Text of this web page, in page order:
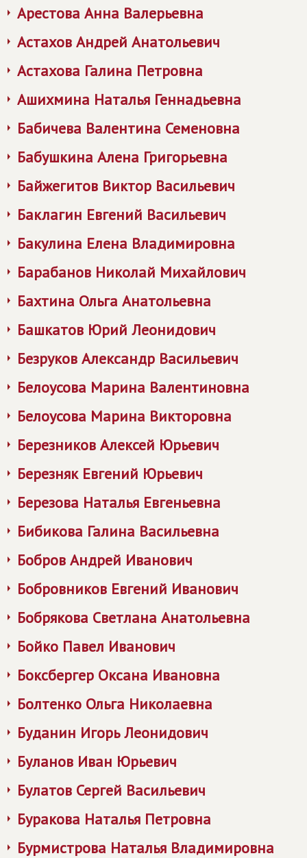
Арестова Анна Валерьевна
Астахов Андрей Анатольевич
Астахова Галина Петровна
Ашихмина Наталья Геннадьевна
Бабичева Валентина Семеновна
Бабушкина Алена Григорьевна
Байжегитов Виктор Васильевич
Баклагин Евгений Васильевич
Бакулина Елена Владимировна
Барабанов Николай Михайлович
Бахтина Ольга Анатольевна
Башкатов Юрий Леонидович
Безруков Александр Васильевич
Белоусова Марина Валентиновна
Белоусова Марина Викторовна
Березников Алексей Юрьевич
Березняк Евгений Юрьевич
Березова Наталья Евгеньевна
Бибикова Галина Васильевна
Бобров Андрей Иванович
Бобровников Евгений Иванович
Бобрякова Светлана Анатольевна
Бойко Павел Иванович
Боксбергер Оксана Ивановна
Болтенко Ольга Николаевна
Буданин Игорь Леонидович
Буланов Иван Юрьевич
Булатов Сергей Васильевич
Буракова Наталья Петровна
Бурмистрова Наталья Владимировна